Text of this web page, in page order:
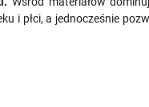
i płci, a jednocześnie